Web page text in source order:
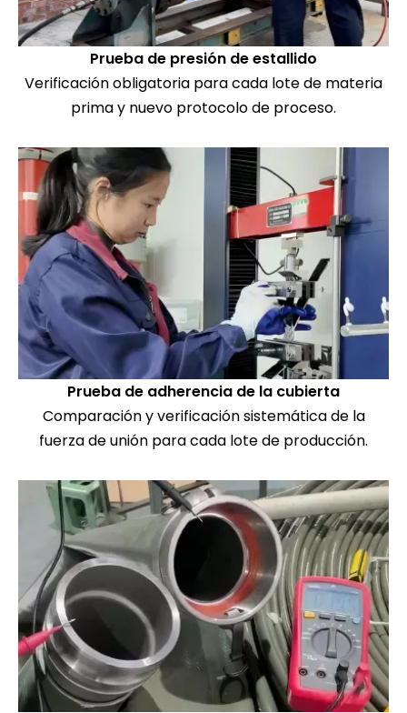
Prueba de presión de estallido
Verificación obligatoria para cada lote de materia
prima y nuevo protocolo de proceso.
Prueba de adherencia de la cubierta
Comparación y verificación sistemática de la
fuerza de unión para cada lote de producción.